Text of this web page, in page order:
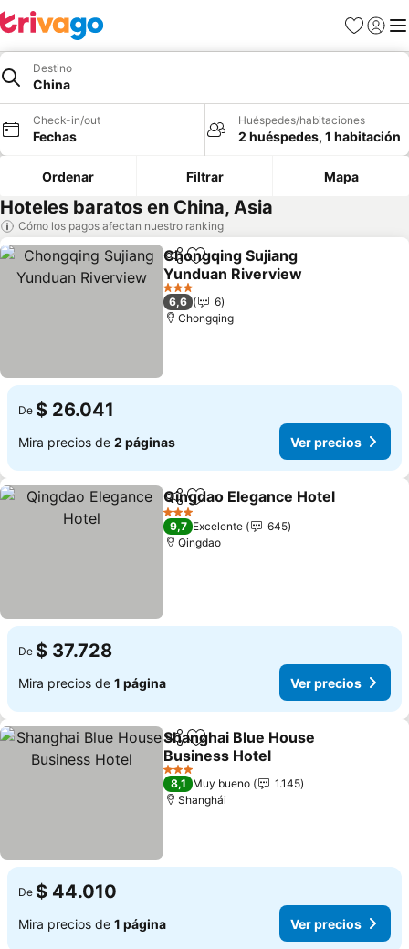
Favoritos
Iniciar
Destino
China
Check-in/out
Fechas
Huéspedes/habitaciones
2 huéspedes, 1 habitación
Ordenar Filtrar Mapa
Hoteles baratos en China, Asia
Cómo los pagos afectan nuestro ranking
CompartirAgregar a favoritos
Chongqing Sujiang
Yunduan Riverview
Ver precios
3 Estrellas
6,6
6
Chongqing
De $ 26.041
Mira precios de 2 páginas Ver precios
CompartirAgregar a favoritos
Qingdao Elegance Hotel
3 Estrellas
9,7 Excelente
645
Qingdao
De $ 37.728
Mira precios de 1 página Ver precios
CompartirAgregar a favoritos
Shanghai Blue House
Business Hotel
Ver precios
3 Estrellas
8,1 Muy bueno
1.145
Shanghái
De $ 44.010
Mira precios de 1 página Ver precios